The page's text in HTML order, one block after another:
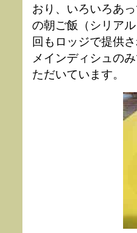
おり、いろいろあ
の朝ご飯（シリア
回もロッジで提供
メインディシュの
ただいています。